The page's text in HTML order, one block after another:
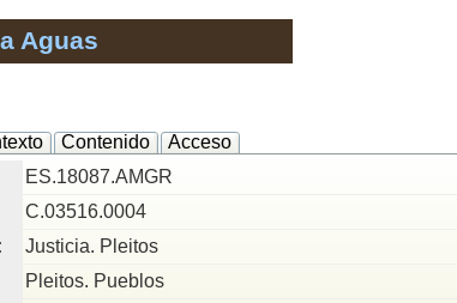
Aguas
Contenido
Acceso
ES.18087.AMGR
C.03516.0004
Justicia. Pleitos
Pleitos. Pueblos